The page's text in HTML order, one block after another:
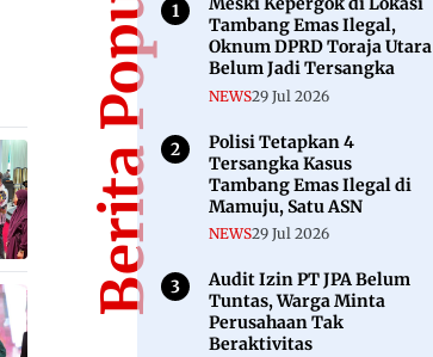
Berita Populer
Tambang Emas Ilegal,
Oknum DPRD Toraja Utara
Belum Jadi Tersangka
NEWS29 Jul 2026
Polisi Tetapkan 4
Tersangka Kasus
Tambang Emas Ilegal di
Mamuju, Satu ASN
NEWS29 Jul 2026
Audit Izin PT JPA Belum
Tuntas, Warga Minta
Perusahaan Tak
Beraktivitas